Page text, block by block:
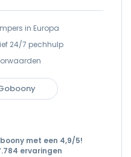
in Europa
24/7 pechhulp
met een 4,9/5!
ervaringen